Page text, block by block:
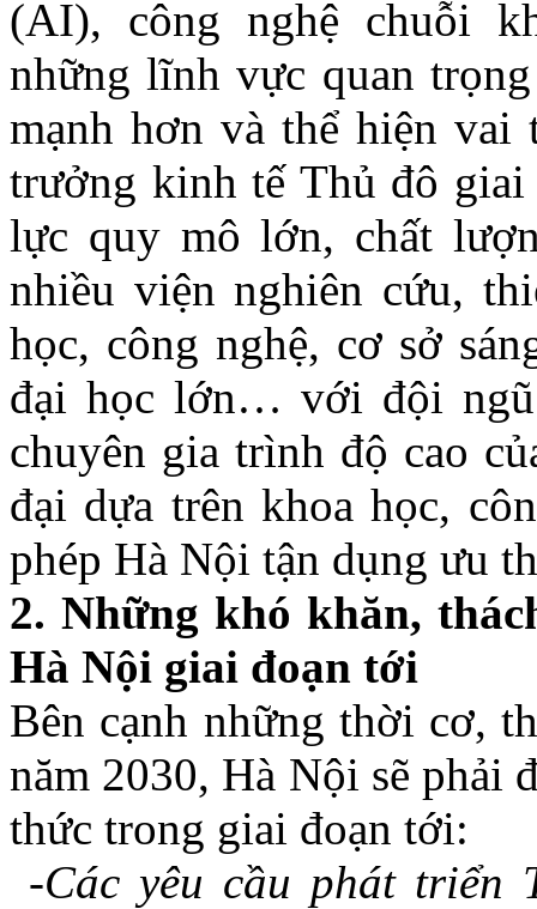
(AI), công nghệ chuỗi
những lĩnh vực quan
mạnh hơn và thể hiện
trưởng kinh tế Thủ đô
lực quy mô lớn, chất
nhiều viện nghiên cứu,
học, công nghệ, cơ sở
đại học lớn… với đội ngũ
chuyên gia trình độ cao
đại dựa trên khoa học,
phép Hà Nội tận dụng ưu
2. Những khó khăn,
Hà Nội giai đoạn tới
Bên cạnh những thời cơ,
năm 2030, Hà Nội sẽ phải
thức trong giai đoạn tới:
-Các yêu cầu phát triển